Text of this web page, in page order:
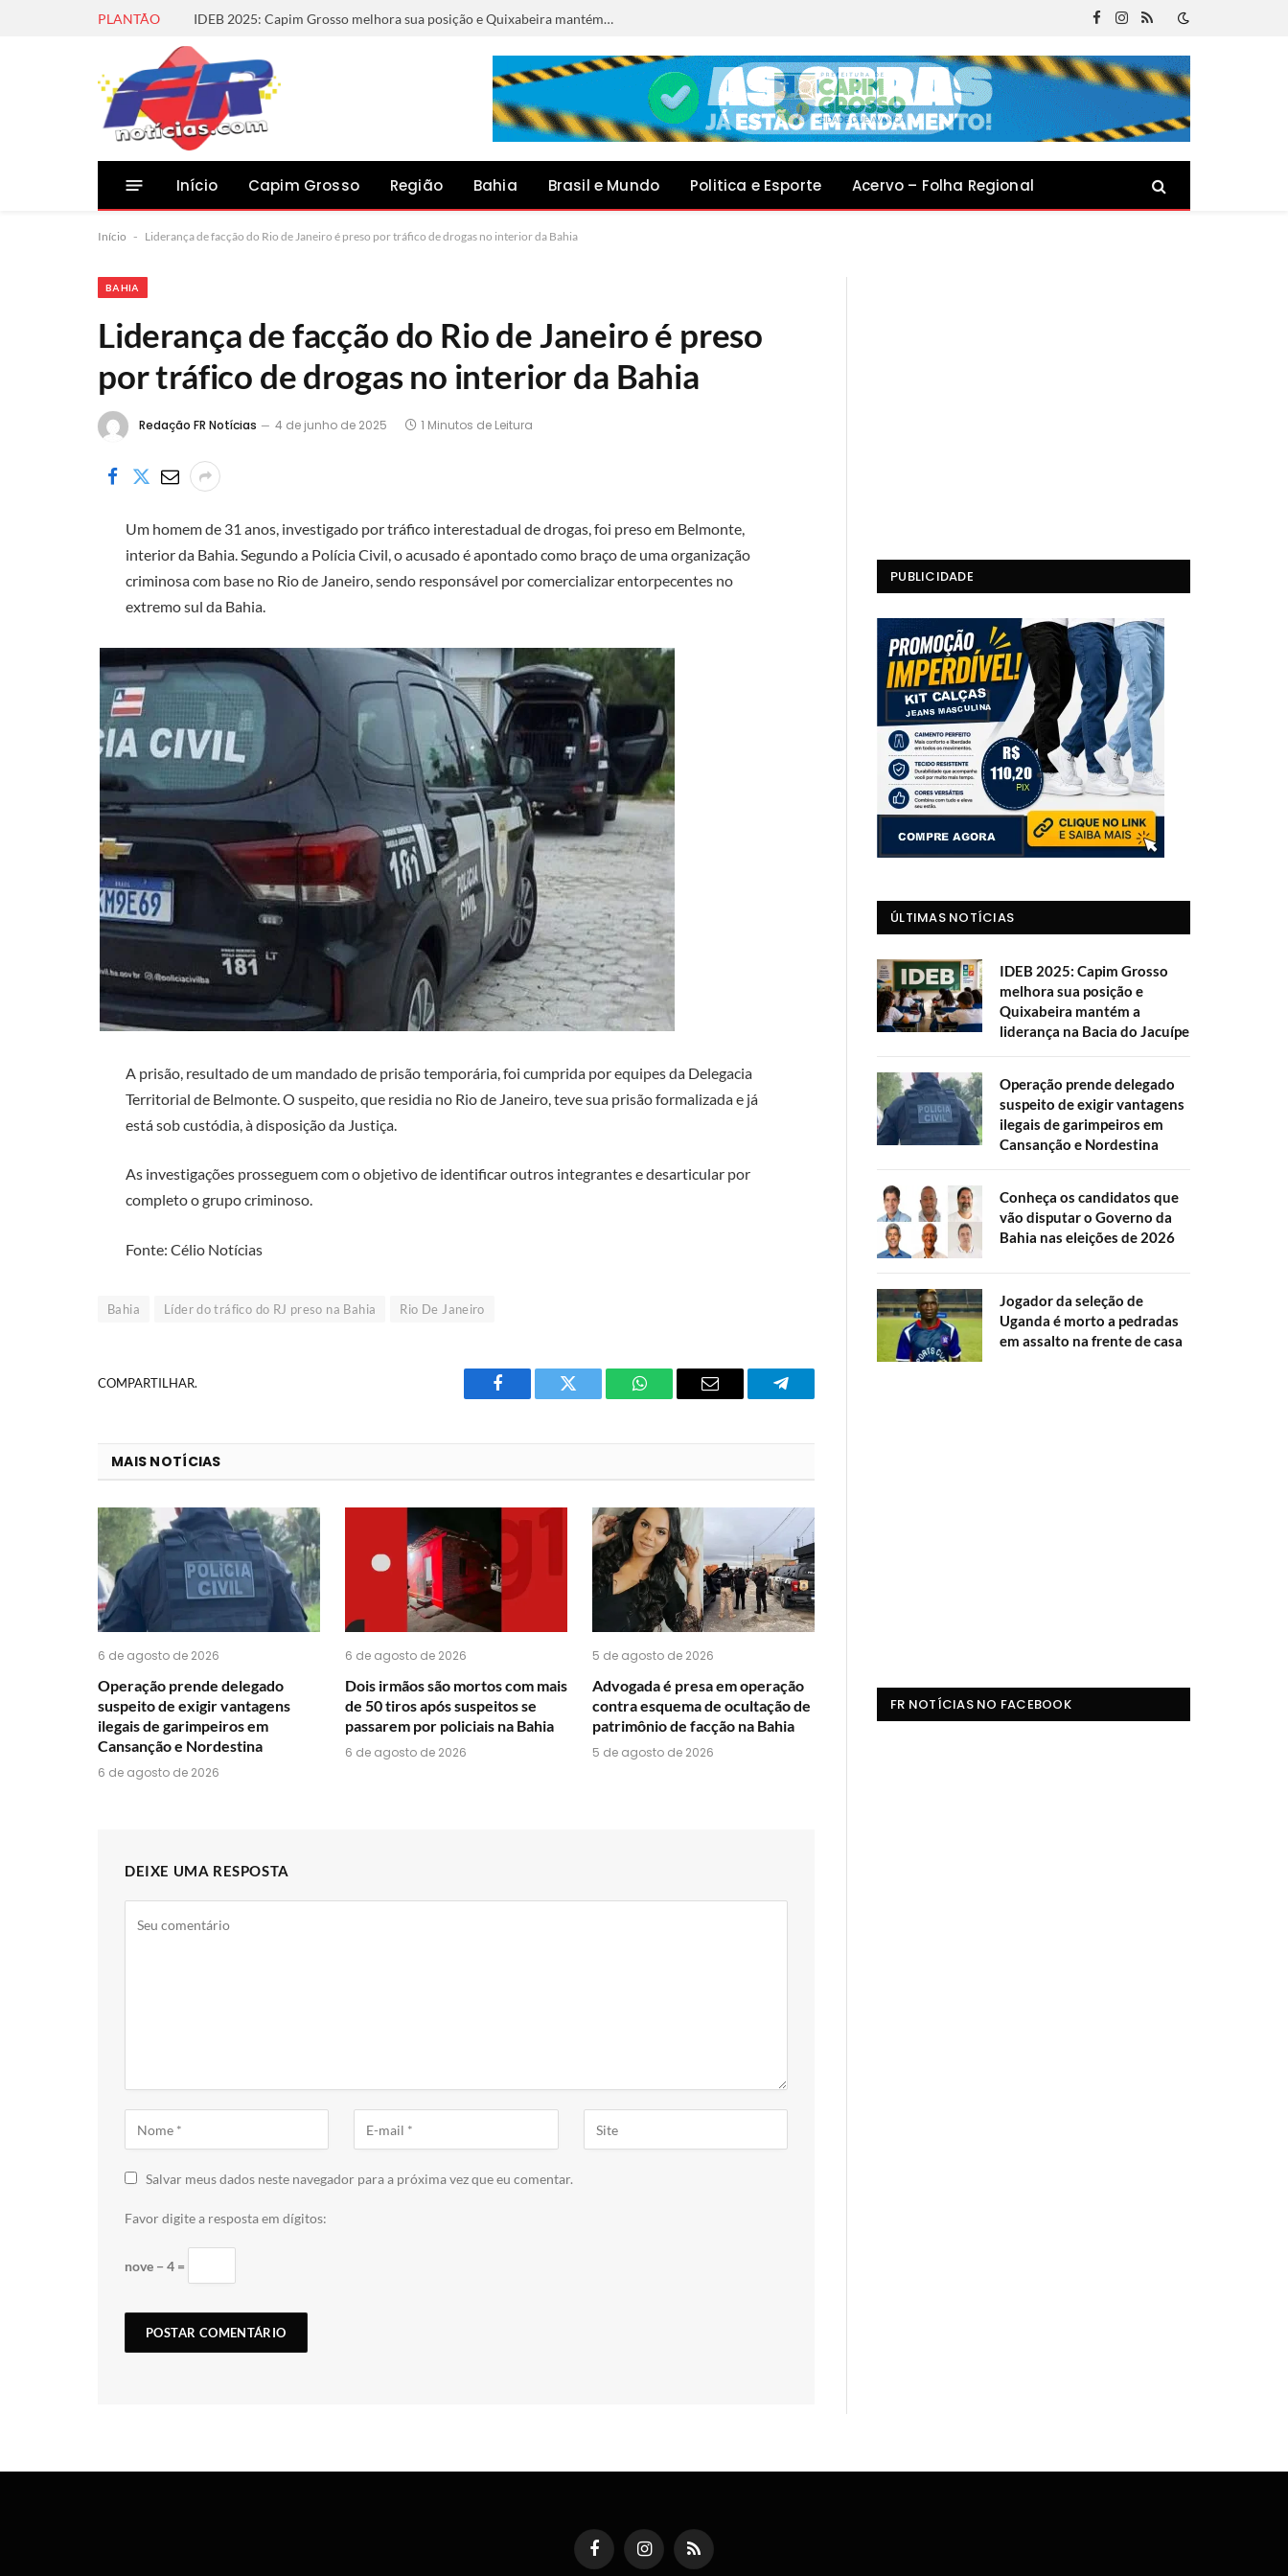
PLANTÃO IDEB 2025: Capim Grosso melhora sua posição e Quixabeira mantém a liderança na Bacia do Jacuípe
Facebook
Instagram
RSS
Início Capim Grosso Região Bahia Brasil e Mundo Politica e Esporte Acervo – Folha Regional
Início - Liderança de facção do Rio de Janeiro é preso por tráfico de drogas no interior da Bahia
BAHIA
Liderança de facção do Rio de Janeiro é preso
por tráfico de drogas no interior da Bahia
Redação FR Notícias 4 de junho de 2025 1 Minutos de Leitura
Um homem de 31 anos, investigado por tráfico interestadual de drogas, foi preso em Belmonte,
interior da Bahia. Segundo a Polícia Civil, o acusado é apontado como braço de uma organização
criminosa com base no Rio de Janeiro, sendo responsável por comercializar entorpecentes no
extremo sul da Bahia.
A prisão, resultado de um mandado de prisão temporária, foi cumprida por equipes da Delegacia
Territorial de Belmonte. O suspeito, que residia no Rio de Janeiro, teve sua prisão formalizada e já
está sob custódia, à disposição da Justiça.
As investigações prosseguem com o objetivo de identificar outros integrantes e desarticular por
completo o grupo criminoso.
Fonte: Célio Notícias
Bahia Líder do tráfico do RJ preso na Bahia Rio De Janeiro
COMPARTILHAR.
Facebook Twitter
O
do
WhatsApp?
E-
Telegrama
MAIS NOTÍCIAS
6 de agosto de 2026
Operação prende delegado
suspeito de exigir vantagens
ilegais de garimpeiros em
Cansanção e Nordestina
6 de agosto de 2026
6 de agosto de 2026
Dois irmãos são mortos com mais
de 50 tiros após suspeitos se
passarem por policiais na Bahia
6 de agosto de 2026
5 de agosto de 2026
Advogada é presa em operação
contra esquema de ocultação de
patrimônio de facção na Bahia
5 de agosto de 2026
DEIXE UMA RESPOSTA
Salvar meus dados neste navegador para a próxima vez que eu comentar.
Favor digite a resposta em dígitos:
nove − 4 =
PUBLICIDADE
ÚLTIMAS NOTÍCIAS
IDEB 2025: Capim Grosso
melhora sua posição e
Quixabeira mantém a
liderança na Bacia do Jacuípe
Operação prende delegado
suspeito de exigir vantagens
ilegais de garimpeiros em
Cansanção e Nordestina
Conheça os candidatos que
vão disputar o Governo da
Bahia nas eleições de 2026
Jogador da seleção de
Uganda é morto a pedradas
em assalto na frente de casa
FR NOTÍCIAS NO FACEBOOK
FacebookInstagramRSS